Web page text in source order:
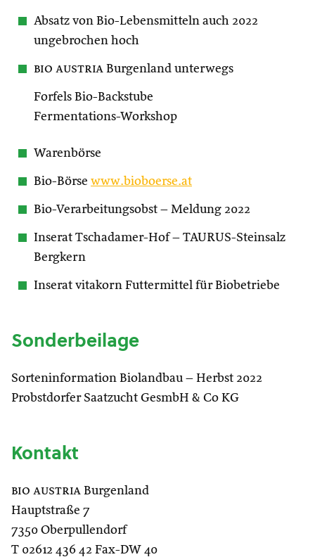
Absatz von Bio-Lebensmitteln auch 2022
ungebrochen hoch
bio austria Burgenland unterwegs
Forfels Bio-Backstube
Fermentations-Workshop
Warenbörse
Bio-Börse www.bioboerse.at
Bio-Verarbeitungsobst – Meldung 2022
Inserat Tschadamer-Hof – TAURUS-Steinsalz
Bergkern
Inserat vitakorn Futtermittel für Biobetriebe
Sonderbeilage
Sorteninformation Biolandbau – Herbst 2022
Probstdorfer Saatzucht GesmbH & Co KG
Kontakt
bio austria Burgenland
Hauptstraße 7
7350 Oberpullendorf
T 02612 436 42 Fax-DW 40